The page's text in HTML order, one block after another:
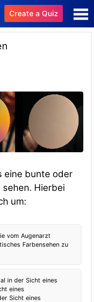
Create a Quiz
eine bunte oder
Hierbei
um:
vom Augenarzt
Farbensehen zu
in der Sicht eines
eines
Sicht eines